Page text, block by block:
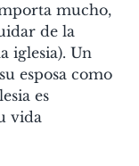
mucho,
de la
iglesia). Un
esposa como
es
vida